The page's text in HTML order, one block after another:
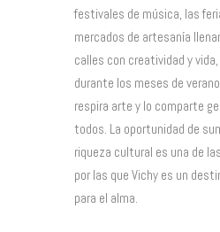
festivales de música, las
mercados de artesanía
calles con creatividad y
durante los meses de
respira arte y lo comparte
todos. La oportunidad de
riqueza cultural es una de
por las que Vichy es un
para el alma.